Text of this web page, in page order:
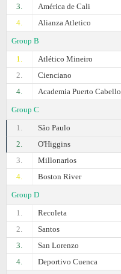
3.
América de Cali
4.
Alianza Atletico
Group B
1.
Atlético Mineiro
2.
Cienciano
4.
Academia Puerto Cabello
Group C
1.
São Paulo
2.
O'Higgins
3.
Millonarios
4.
Boston River
Group D
1.
Recoleta
2.
Santos
3.
San Lorenzo
4.
Deportivo Cuenca